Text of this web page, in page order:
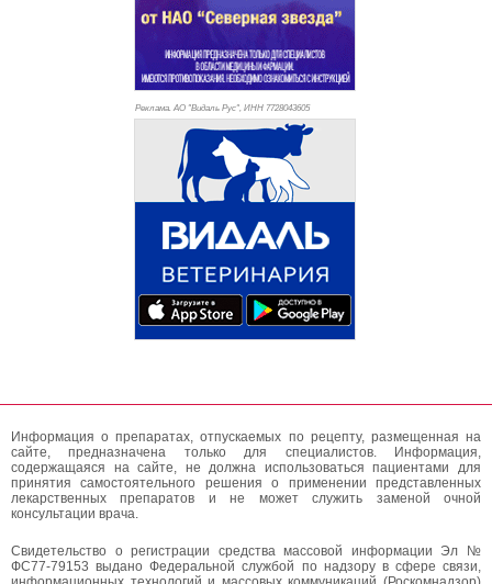
Реклама. АО "Видаль Рус", ИНН 7728043605
Информация о препаратах, отпускаемых по рецепту, размещенная на
сайте, предназначена только для специалистов. Информация,
содержащаяся на сайте, не должна использоваться пациентами для
принятия самостоятельного решения о применении представленных
лекарственных препаратов и не может служить заменой очной
консультации врача.
Свидетельство о регистрации средства массовой информации Эл №
ФС77-79153 выдано Федеральной службой по надзору в сфере связи,